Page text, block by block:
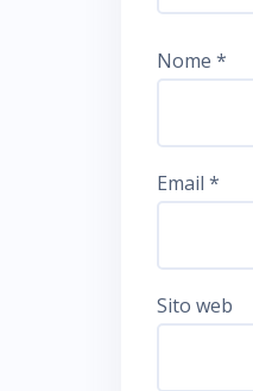
Nome *
Email *
Sito web